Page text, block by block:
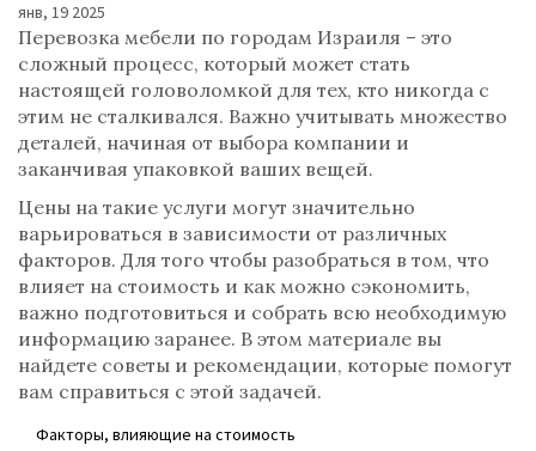
янв, 19 2025
Перевозка мебели по городам Израиля – это
сложный процесс, который может стать
настоящей головоломкой для тех, кто никогда с
этим не сталкивался. Важно учитывать множество
деталей, начиная от выбора компании и
заканчивая упаковкой ваших вещей.
Цены на такие услуги могут значительно
варьироваться в зависимости от различных
факторов. Для того чтобы разобраться в том, что
влияет на стоимость и как можно сэкономить,
важно подготовиться и собрать всю необходимую
информацию заранее. В этом материале вы
найдете советы и рекомендации, которые помогут
вам справиться с этой задачей.
Факторы, влияющие на стоимость